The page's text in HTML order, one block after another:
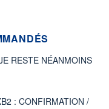
RESTE NÉANMOINS
: CONFIRMATION /